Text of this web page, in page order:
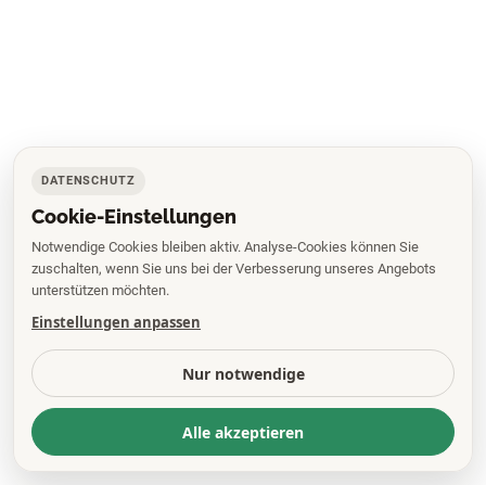
DATENSCHUTZ
Cookie-Einstellungen
Notwendige Cookies bleiben aktiv. Analyse-Cookies können Sie
zuschalten, wenn Sie uns bei der Verbesserung unseres Angebots
unterstützen möchten.
Einstellungen anpassen
Nur notwendige
Alle akzeptieren